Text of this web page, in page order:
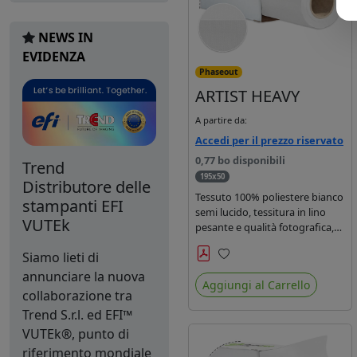
NEWS IN
EVIDENZA
Trend
Distributore delle
stampanti EFI
VUTEk
Siamo lieti di
annunciare la nuova
collaborazione tra
Trend S.r.l. ed EFI™
VUTEk®, punto di
riferimento mondiale
Phaseout
ARTIST HEAVY
A partire da:
Accedi per il prezzo riservato
0,77 bo disponibili
195x50
Tessuto 100% poliestere bianco
semi lucido, tessitura in lino
pesante e qualità fotografica,
da 280gr
Preferiti
Aggiungi al Carrello